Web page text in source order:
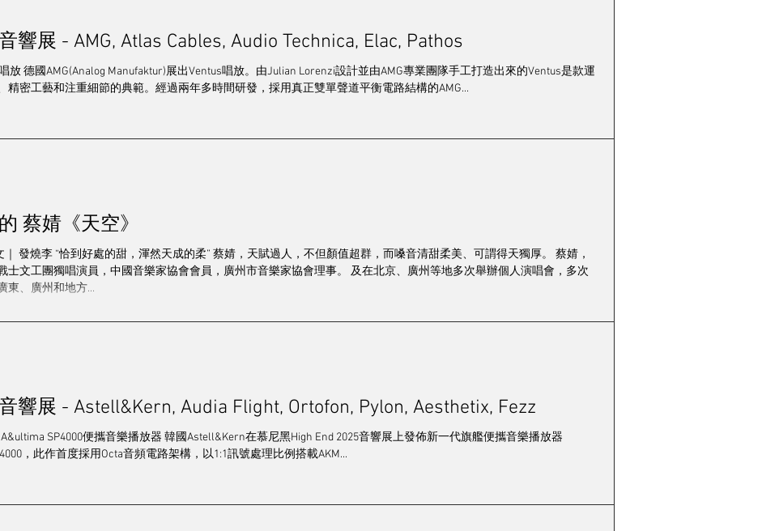
響展 - AMG, Atlas Cables, Audio Technica, Elac, Pathos
放 德國AMG(Analog Manufaktur)展出Ventus唱放。由Julian Lorenzi設計並由AMG專業團隊手工打造出來的Ventus是款運
精密工藝和注重細節的典範。經過兩年多時間研發，採用真正雙單聲道平衡電路結構的AMG...
蔡婧《天空》
｜ 發燒李 “恰到好處的甜，渾然天成的柔” 蔡婧，天賦過人，不但顏值超群，而嗓音清甜柔美、可謂得天獨厚。 蔡婧，
士文工團獨唱演員，中國音樂家協會會員，廣州市音樂家協會理事。 及在北京、廣州等地多次舉辦個人演唱會，多次
東、廣州和地方...
響展 - Astell&Kern, Audia Flight, Ortofon, Pylon, Aesthetix, Fezz
SP4000便攜音樂播放器 韓國Astell&Kern在慕尼黑High End 2025音響展上發佈新一代旗艦便攜音樂播放器
，此作首度採用Octa音頻電路架構，以1:1訊號處理比例搭載AKM...